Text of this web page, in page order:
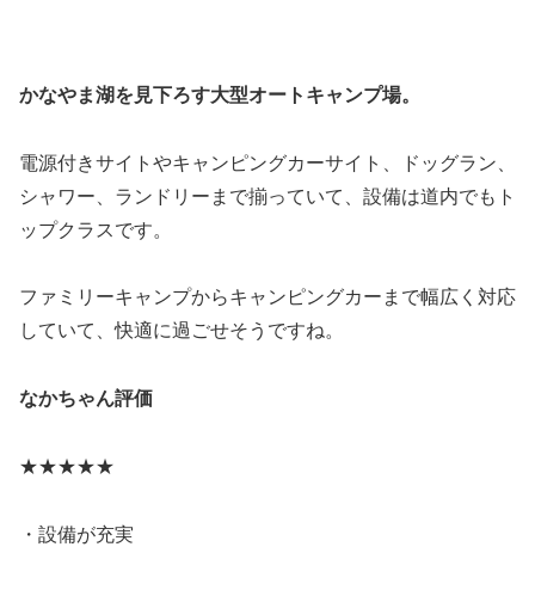
かなやま湖を見下ろす大型オートキャンプ場。
電源付きサイトやキャンピングカーサイト、ドッグラン、
シャワー、ランドリーまで揃っていて、設備は道内でもト
ップクラスです。
ファミリーキャンプからキャンピングカーまで幅広く対応
していて、快適に過ごせそうですね。
なかちゃん評価
★★★★★
・設備が充実